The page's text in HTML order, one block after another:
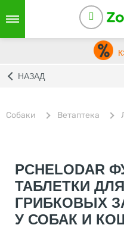
НАЗАД
Собаки Ветаптека
PCHELODAR
ТАБЛЕТКИ
ГРИБКОВЫХ
У СОБАК И